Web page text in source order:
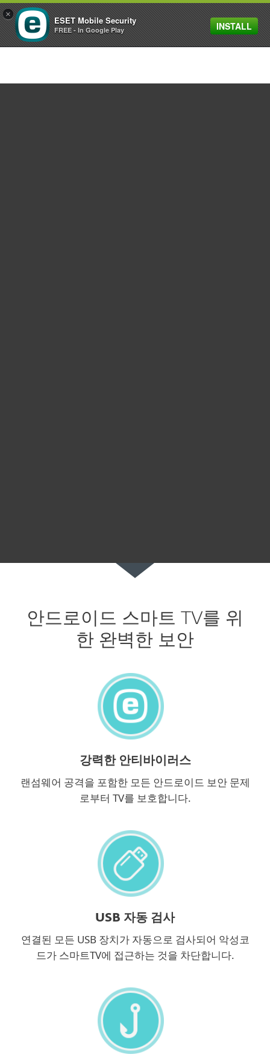
MENU
안드로이드 스마트 TV를 위
한 완벽한 보안
강력한 안티바이러스
랜섬웨어 공격을 포함한 모든 안드로이드 보안 문제
로부터 TV를 보호합니다.
USB 자동 검사
연결된 모든 USB 장치가 자동으로 검사되어 악성코
드가 스마트TV에 접근하는 것을 차단합니다.
×
ESET Mobile Security
FREE - In Google Play INSTALL